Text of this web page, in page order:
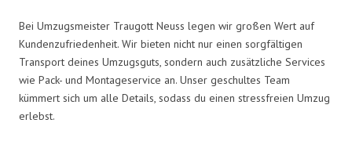
Bei Umzugsmeister Traugott Neuss legen wir großen Wert auf
Kundenzufriedenheit. Wir bieten nicht nur einen sorgfältigen
Transport deines Umzugsguts, sondern auch zusätzliche Services
wie Pack- und Montageservice an. Unser geschultes Team
kümmert sich um alle Details, sodass du einen stressfreien Umzug
erlebst.